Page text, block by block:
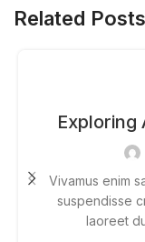
Related Posts
Exploring
Vivamus enim
suspendisse
laoreet